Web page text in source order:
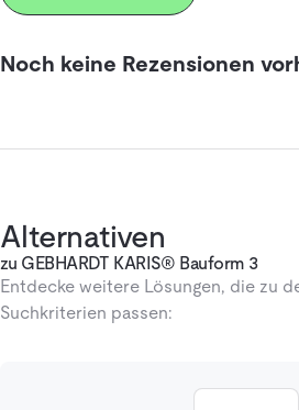
Noch keine Rezensionen
Alternativen
zu GEBHARDT KARIS® Bauform 3
Entdecke weitere Lösungen, die zu
Suchkriterien passen: